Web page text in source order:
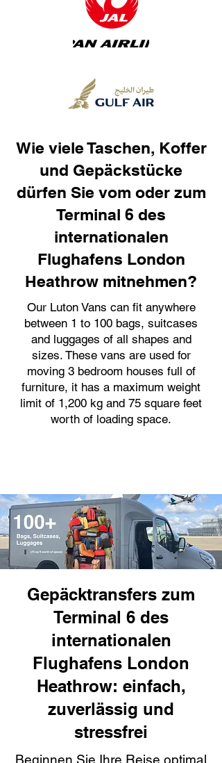
Wie viele Taschen, Koffer
und Gepäckstücke
dürfen Sie vom oder zum
Terminal 6 des
internationalen
Flughafens London
Heathrow mitnehmen?
Our Luton Vans can fit anywhere
between 1 to 100 bags, suitcases
and luggages of all shapes and
sizes. These vans are used for
moving 3 bedroom houses full of
furniture, it has a maximum weight
limit of 1,200 kg and 75 square feet
worth of loading space.
Gepäcktransfers zum
Terminal 6 des
internationalen
Flughafens London
Heathrow: einfach,
zuverlässig und
stressfrei
Beginnen Sie Ihre Reise optimal